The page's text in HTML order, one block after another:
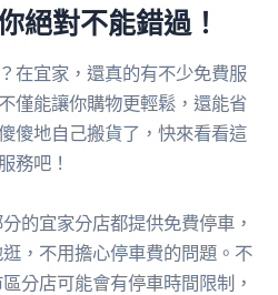
絕對不能錯過！
在宜家，還真的有不少免費服
僅能讓你購物更輕鬆，還能省
傻地自己搬貨了，快來看看這
務吧！
的宜家分店都提供免費停車，
，不用擔心停車費的問題。不
分店可能會有停車時間限制，